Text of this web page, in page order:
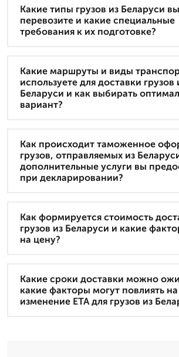
Какие типы грузов из Беларуси вы
перевозите и какие специальные
требования к их подготовке?
Какие маршруты и виды
используете для доставки грузов
Беларуси и как выбирать
вариант?
Как происходит таможенное
грузов, отправляемых из
дополнительные услуги вы
при декларировании?
Как формируется стоимость
грузов из Беларуси и какие
на цену?
Какие сроки доставки можно
какие факторы могут повлиять на
изменение ETA для грузов из